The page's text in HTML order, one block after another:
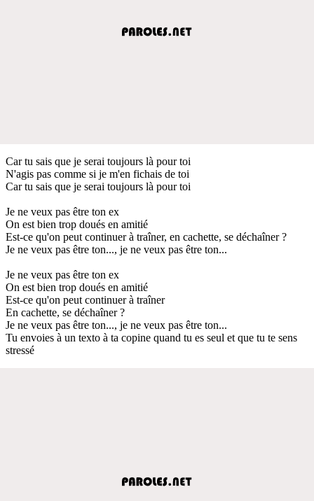
Car tu sais que je serai toujours là pour toi
N'agis pas comme si je m'en fichais de toi
Car tu sais que je serai toujours là pour toi
Je ne veux pas être ton ex
On est bien trop doués en amitié
Est-ce qu'on peut continuer à traîner, en cachette, se déchaîner ?
Je ne veux pas être ton..., je ne veux pas être ton...
Je ne veux pas être ton ex
On est bien trop doués en amitié
Est-ce qu'on peut continuer à traîner
En cachette, se déchaîner ?
Je ne veux pas être ton..., je ne veux pas être ton...
Tu envoies à un texto à ta copine quand tu es seul et que tu te sens
stressé